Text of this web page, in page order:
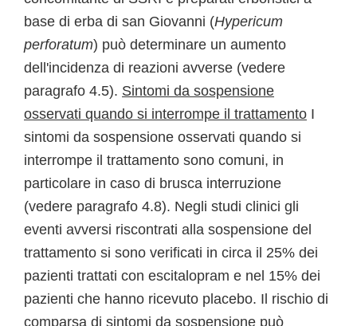
base di erba di san Giovanni (Hypericum
perforatum) può determinare un aumento
dell'incidenza di reazioni avverse (vedere
paragrafo 4.5). Sintomi da sospensione
osservati quando si interrompe il trattamento I
sintomi da sospensione osservati quando si
interrompe il trattamento sono comuni, in
particolare in caso di brusca interruzione
(vedere paragrafo 4.8). Negli studi clinici gli
eventi avversi riscontrati alla sospensione del
trattamento si sono verificati in circa il 25% dei
pazienti trattati con escitalopram e nel 15% dei
pazienti che hanno ricevuto placebo. Il rischio di
comparsa di sintomi da sospensione può